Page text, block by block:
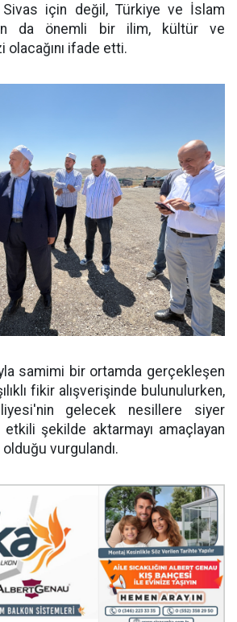
Sivas için değil, Türkiye ve İslam
da önemli bir ilim, kültür ve
olacağını ifade etti.
samimi bir ortamda gerçekleşen
fikir alışverişinde bulunulurken,
gelecek nesillere siyer
şekilde aktarmayı amaçlayan
vurgulandı.